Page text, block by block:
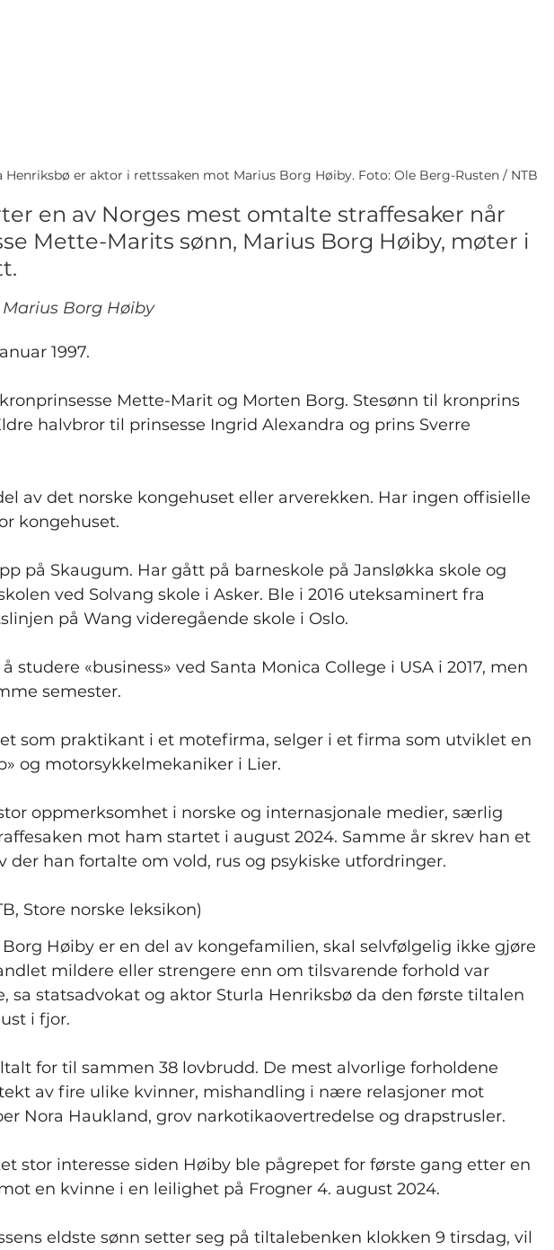
Henriksbø er aktor i rettssaken mot Marius Borg Høiby. Foto: Ole Berg-Rusten / NTB
en av Norges mest omtalte straffesaker når
Mette-Marits sønn, Marius Borg Høiby, møter i
Borg Høiby
1997.
Mette-Marit og Morten Borg. Stesønn til kronprins
halvbror til prinsesse Ingrid Alexandra og prins Sverre
av det norske kongehuset eller arverekken. Har ingen offisielle
kongehuset.
på Skaugum. Har gått på barneskole på Jansløkka skole og
ved Solvang skole i Asker. Ble i 2016 uteksaminert fra
på Wang videregående skole i Oslo.
studere «business» ved Santa Monica College i USA i 2017, men
semester.
som praktikant i et motefirma, selger i et firma som utviklet en
og motorsykkelmekaniker i Lier.
oppmerksomhet i norske og internasjonale medier, særlig
mot ham startet i august 2024. Samme år skrev han et
der han fortalte om vold, rus og psykiske utfordringer.
Store norske leksikon)
Høiby er en del av kongefamilien, skal selvfølgelig ikke gjøre
mildere eller strengere enn om tilsvarende forhold var
sa statsadvokat og aktor Sturla Henriksbø da den første tiltalen
i fjor.
for til sammen 38 lovbrudd. De mest alvorlige forholdene
av fire ulike kvinner, mishandling i nære relasjoner mot
Nora Haukland, grov narkotikaovertredelse og drapstrusler.
stor interesse siden Høiby ble pågrepet for første gang etter en
en kvinne i en leilighet på Frogner 4. august 2024.
eldste sønn setter seg på tiltalebenken klokken 9 tirsdag, vil